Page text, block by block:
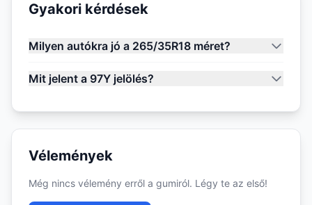
Gyakori kérdések
Milyen autókra jó a 265/35R18 méret?
Mit jelent a 97Y jelölés?
Vélemények
Még nincs vélemény erről a gumiról. Légy te az első!